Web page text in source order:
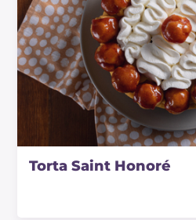
Torta Saint Honoré